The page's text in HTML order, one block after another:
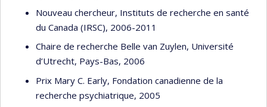
Nouveau chercheur, Instituts de recherche en santé
du Canada (IRSC), 2006-2011
Chaire de recherche Belle van Zuylen, Université
d’Utrecht, Pays-Bas, 2006
Prix Mary C. Early, Fondation canadienne de la
recherche psychiatrique, 2005